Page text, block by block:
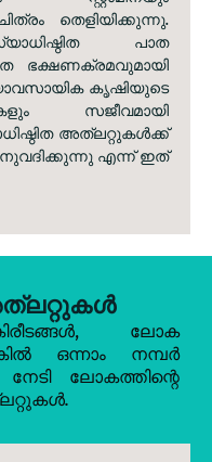
തെളിയിക്കുന്നു.
പാത
ഭക്ഷണക്രമവുമായി
കൃഷിയുടെ
സജീവമായി
അത്‌ലറ്റുകൾക്ക്
എന്ന് ഇത്
ലോക
ഒന്നാം നമ്പർ
ലോകത്തിന്റെ